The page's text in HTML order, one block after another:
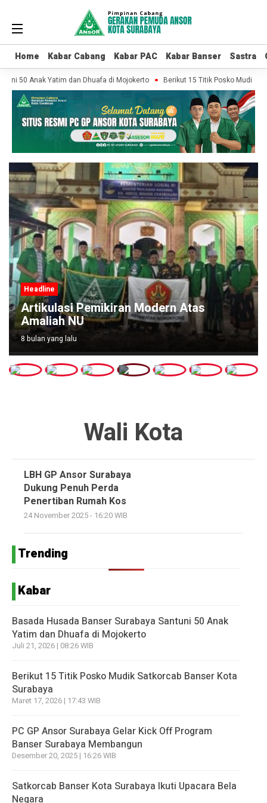
Home Kabar Cabang Kabar PAC Kabar Banser Sastra
Home Kabar Cabang Kabar PAC Kabar Banser Sastra
50 Anak Yatim dan Dhuafa di Mojokerto Berikut 15 Titik Posko Mudik
Headline
Artikulasi Pemikiran Modern Atas
Amaliah NU
8 bulan yang lalu
Wali Kota
LBH GP Ansor Surabaya
Dukung Penuh Perda
Penertiban Rumah Kos
24 November 2025 - 16:20 WIB
Trending
Kabar
Basada Husada Banser Surabaya Santuni 50 Anak
Yatim dan Dhuafa di Mojokerto
Juli 21, 2026 | 08:26 WIB
Berikut 15 Titik Posko Mudik Satkorcab Banser Kota
Surabaya
Maret 17, 2026 | 17:43 WIB
PC GP Ansor Surabaya Gelar Kick Off Program
Banser Surabaya Membangun
Desember 20, 2025 | 16:26 WIB
Satkorcab Banser Kota Surabaya Ikuti Upacara Bela
Negara